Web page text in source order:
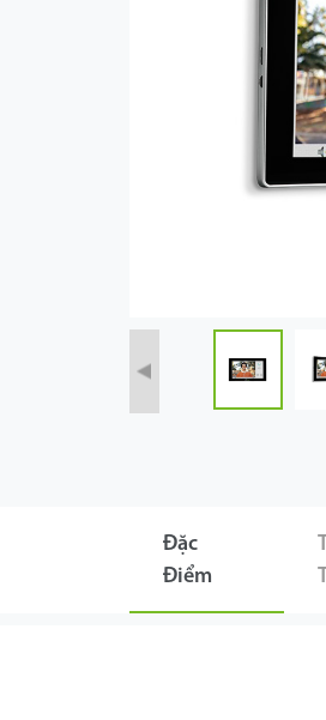
Đặc
Điểm